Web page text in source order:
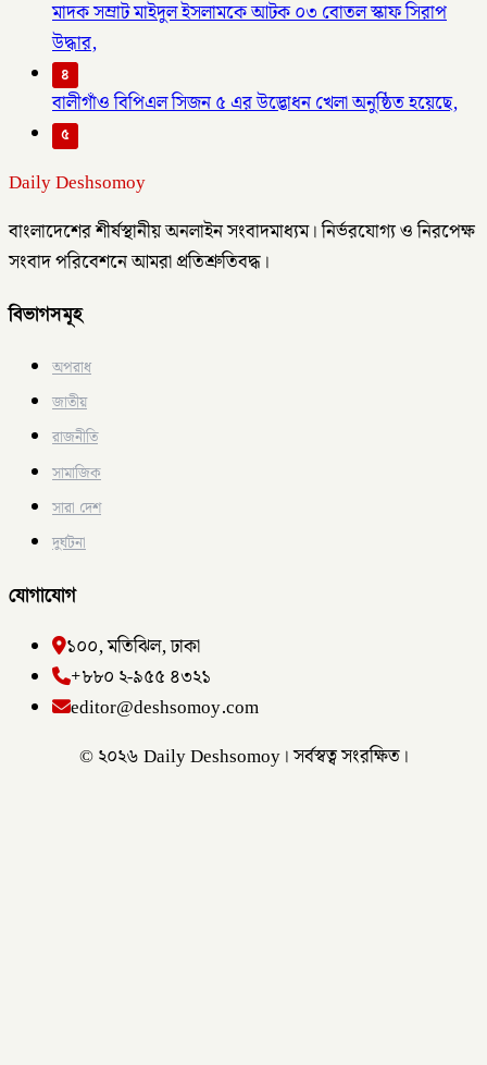
মাদক সম্রাট মাইদুল ইসলামকে আটক ০৩ বোতল স্কাফ সিরাপ
উদ্ধার,
৪
বালীগাঁও বিপিএল সিজন ৫ এর উদ্ভোধন খেলা অনুষ্ঠিত হয়েছে,
৫
Daily Deshsomoy
বাংলাদেশের শীর্ষস্থানীয় অনলাইন সংবাদমাধ্যম। নির্ভরযোগ্য ও নিরপেক্ষ
সংবাদ পরিবেশনে আমরা প্রতিশ্রুতিবদ্ধ।
বিভাগসমূহ
অপরাধ
জাতীয়
রাজনীতি
সামাজিক
সারা দেশ
দুর্ঘটনা
যোগাযোগ
১০০, মতিঝিল, ঢাকা
+৮৮০ ২-৯৫৫ ৪৩২১
editor@deshsomoy.com
© ২০২৬ Daily Deshsomoy। সর্বস্বত্ব সংরক্ষিত।